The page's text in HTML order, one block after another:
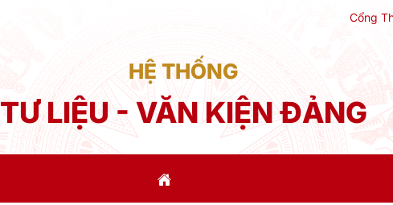
Cổng
HỆ THỐNG
TƯ LIỆU - VĂN KIỆN ĐẢNG